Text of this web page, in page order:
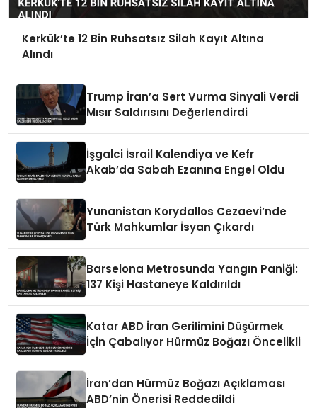
Kerkük’te 12 Bin Ruhsatsız Silah Kayıt Altına
Alındı
Trump İran’a Sert Vurma Sinyali Verdi
Mısır Saldırısını Değerlendirdi
İşgalci İsrail Kalendiya ve Kefr
Akab’da Sabah Ezanına Engel Oldu
Yunanistan Korydallos Cezaevi’nde
Türk Mahkumlar İsyan Çıkardı
Barselona Metrosunda Yangın Paniği:
137 Kişi Hastaneye Kaldırıldı
Katar ABD İran Gerilimini Düşürmek
İçin Çabalıyor Hürmüz Boğazı Öncelikli
İran’dan Hürmüz Boğazı Açıklaması
ABD’nin Önerisi Reddedildi